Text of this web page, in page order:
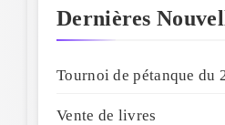
Dernières
Tournoi de pétanque du
Vente de livres